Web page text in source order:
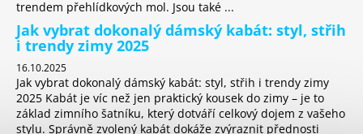
trendem přehlídkových mol. Jsou také ...
Jak vybrat dokonalý dámský kabát: styl, střih
i trendy zimy 2025
16.10.2025
Jak vybrat dokonalý dámský kabát: styl, střih i trendy zimy
2025 Kabát je víc než jen praktický kousek do zimy – je to
základ zimního šatníku, který dotváří celkový dojem z vašeho
stylu. Správně zvolený kabát dokáže zvýraznit přednosti